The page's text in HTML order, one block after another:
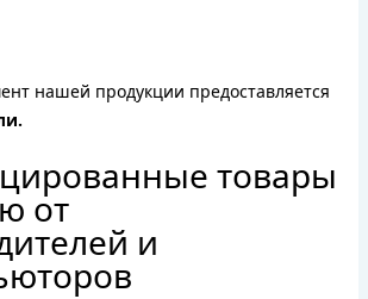
нашей продукции предоставляется
товары
от
и